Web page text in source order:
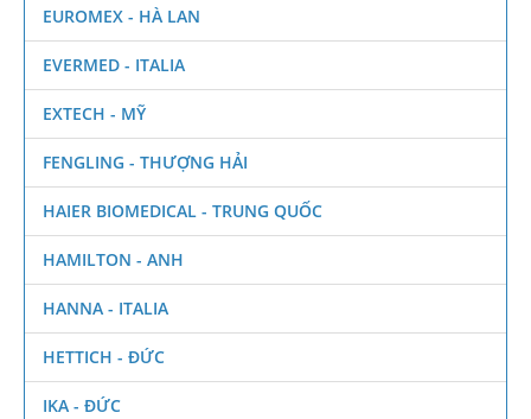
EUROMEX - HÀ LAN
EVERMED - ITALIA
EXTECH - MỸ
FENGLING - THƯỢNG HẢI
HAIER BIOMEDICAL - TRUNG QUỐC
HAMILTON - ANH
HANNA - ITALIA
HETTICH - ĐỨC
IKA - ĐỨC